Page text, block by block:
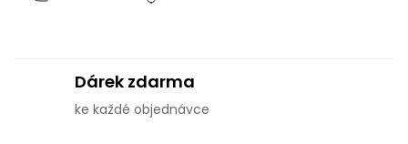
Dárek zdarma
ke každé objednávce